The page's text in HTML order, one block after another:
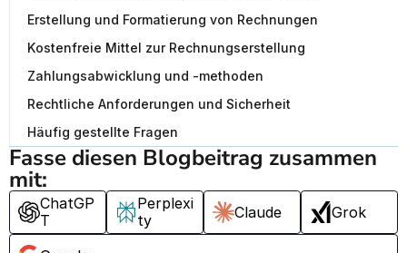
Erstellung und Formatierung von Rechnungen
Kostenfreie Mittel zur Rechnungserstellung
Zahlungsabwicklung und -methoden
Rechtliche Anforderungen und Sicherheit
Häufig gestellte Fragen
Fasse diesen Blogbeitrag zusammen
mit:
ChatGP
T
Perplexi
ty
Claude Grok